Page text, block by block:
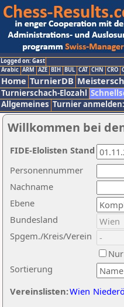
Logged on: Gast
Arabic ARM AZE BIH BUL CAT CHN CRO
Home TurnierDB
Turnierschach-Elozahl
Allgemeines Turnier
Willkommen bei
Nachname
Ebene
Sortierung
Personennummer
Bundesland
Spgem./Kreis/Verein
Vereinslisten:Wien
FIDE-Elolisten Stand